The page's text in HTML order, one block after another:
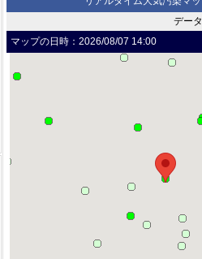
デー
マップの日時： 2026/08/07 14:00